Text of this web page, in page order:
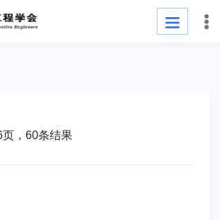
，60条结果